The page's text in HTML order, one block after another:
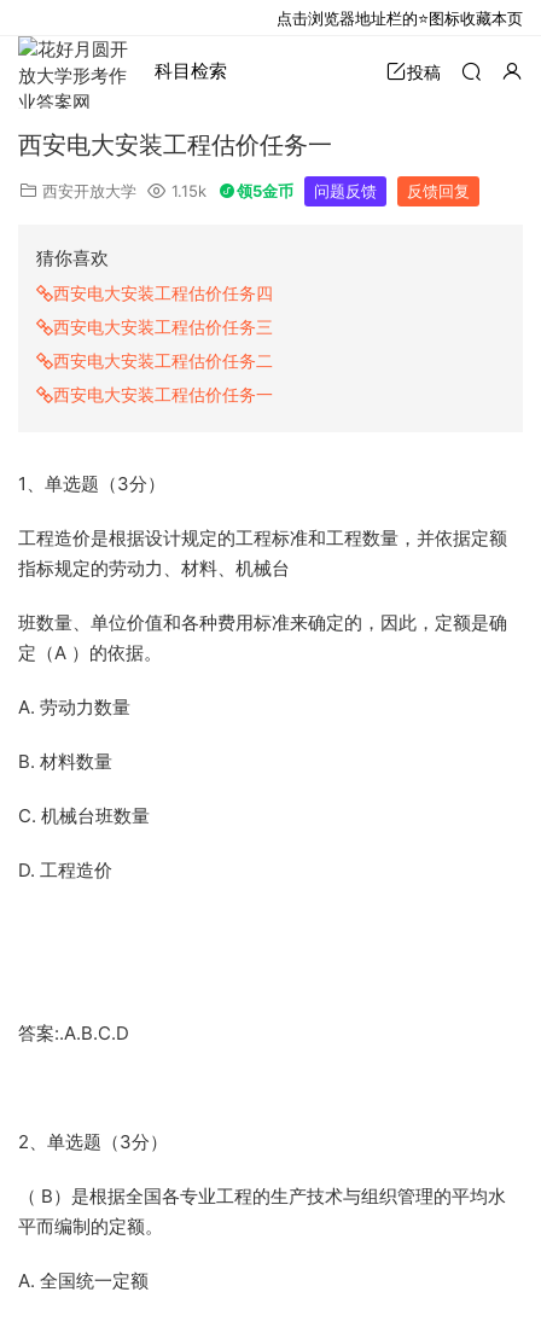
科目检索 投稿
西安电大安装工程估价任务一
西安开放大学 1.15k 领5金币 问题反馈 反馈回复
猜你喜欢
西安电大安装工程估价任务四
西安电大安装工程估价任务三
西安电大安装工程估价任务二
西安电大安装工程估价任务一
1、单选题（3分）
工程造价是根据设计规定的工程标准和工程数量，并依据定额
指标规定的劳动力、材料、机械台
班数量、单位价值和各种费用标准来确定的，因此，定额是确
定（A ）的依据。
A. 劳动力数量
B. 材料数量
C. 机械台班数量
D. 工程造价
答案:.A.B.C.D
2、单选题（3分）
（ B）是根据全国各专业工程的生产技术与组织管理的平均水
平而编制的定额。
A. 全国统一定额
点击浏览器地址栏的⭐图标收藏本页